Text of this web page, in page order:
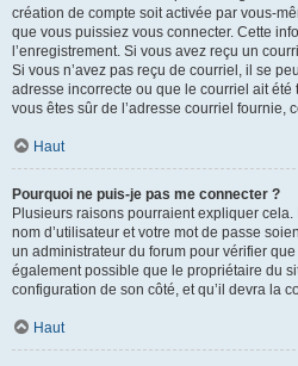
création de compte soit activée par vous-
que vous puissiez vous connecter. Cette
l’enregistrement. Si vous avez reçu un
Si vous n’avez pas reçu de courriel, il se
adresse incorrecte ou que le courriel ait été
vous êtes sûr de l’adresse courriel fournie,
Haut
Pourquoi ne puis-je pas me connecter ?
Plusieurs raisons pourraient expliquer
nom d’utilisateur et votre mot de passe
un administrateur du forum pour vérifier
également possible que le propriétaire du
configuration de son côté, et qu’il devra la
Haut